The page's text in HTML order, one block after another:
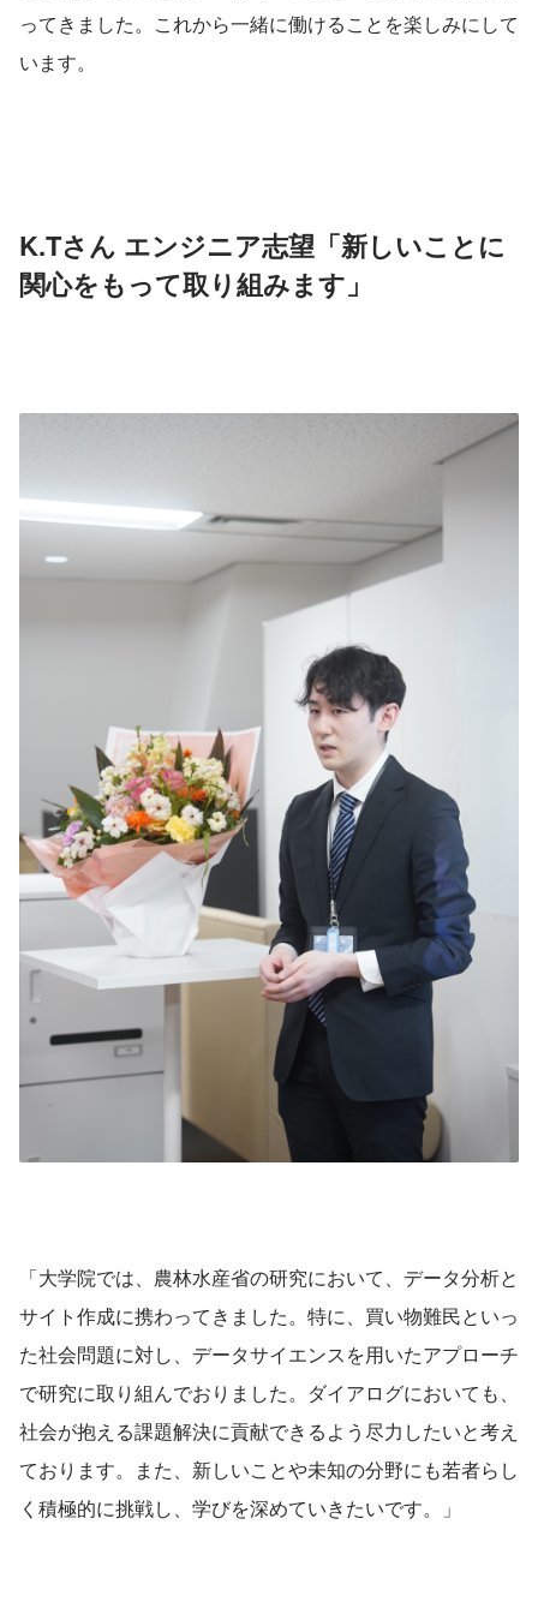
ってきました。これから一緒に働けることを楽しみにして
います。
K.Tさん エンジニア志望「新しいことに
関心をもって取り組みます」
「大学院では、農林水産省の研究において、データ分析と
サイト作成に携わってきました。特に、買い物難民といっ
た社会問題に対し、データサイエンスを用いたアプローチ
で研究に取り組んでおりました。ダイアログにおいても、
社会が抱える課題解決に貢献できるよう尽力したいと考え
ております。また、新しいことや未知の分野にも若者らし
く積極的に挑戦し、学びを深めていきたいです。」